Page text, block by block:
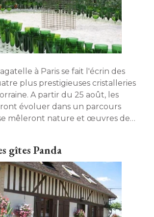
à Paris se fait l'écrin des
plus prestigieuses cristalleries
A partir du 25 août, les
évoluer dans un parcours
mêleront nature et œuvres de
gîtes Panda